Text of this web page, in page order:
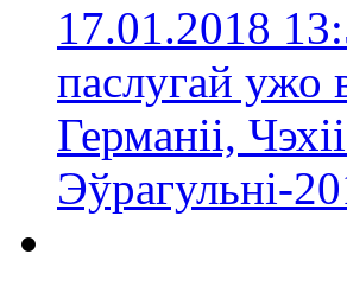
17.01.2018
паслугай ужо
Германіі,
Эўрагульні-